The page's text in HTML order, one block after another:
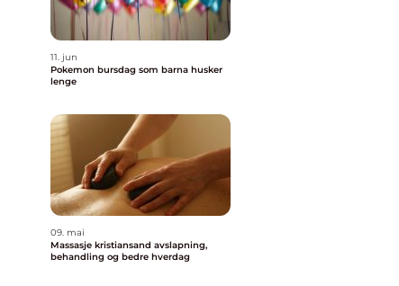
11. jun
Pokemon bursdag som barna husker
lenge
09. mai
Massasje kristiansand avslapning,
behandling og bedre hverdag